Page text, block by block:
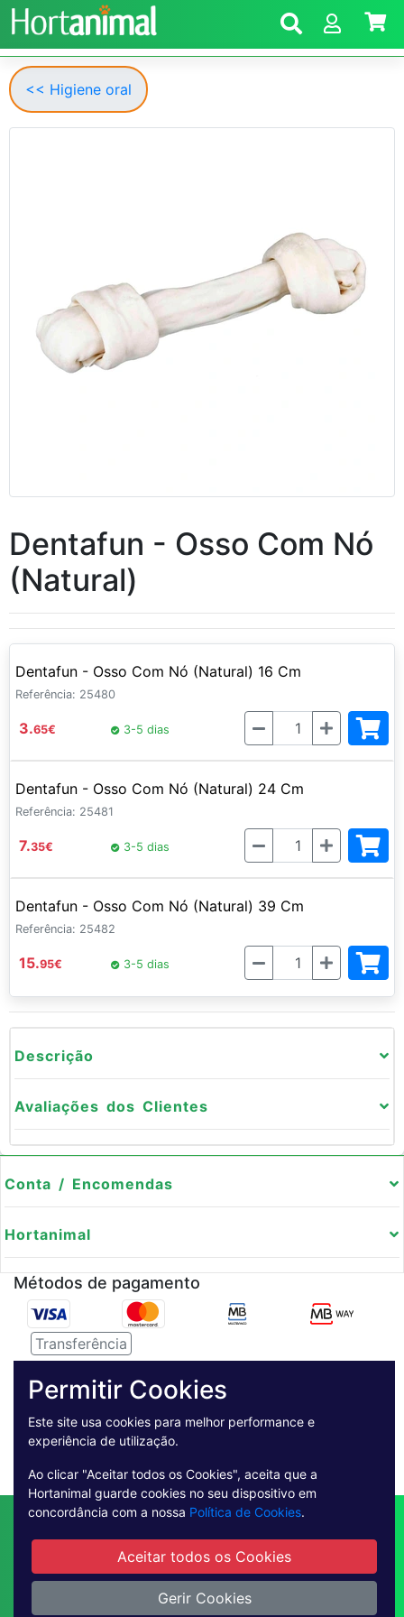
<< Higiene oral
Dentafun - Osso Com Nó
(Natural)
Dentafun - Osso Com Nó (Natural) 16 Cm
Referência: 25480
3.65€ 3-5 dias Quantidade
Dentafun - Osso Com Nó (Natural) 24 Cm
Referência: 25481
7.35€ 3-5 dias Quantidade
Dentafun - Osso Com Nó (Natural) 39 Cm
Referência: 25482
15.95€ 3-5 dias Quantidade
Descrição
Avaliações dos Clientes
Conta / Encomendas
Hortanimal
Métodos de pagamento
Transferência
Pagamento Seguro
Contactos Envio
Condições de Venda
Condições Gerais de Utilização
Livro de reclamações online
Permitir Cookies
Este site usa cookies para melhor performance e
experiência de utilização.
Ao clicar "Aceitar todos os Cookies", aceita que a
Hortanimal guarde cookies no seu dispositivo em
concordância com a nossa Política de Cookies.
Aceitar todos os Cookies
Gerir Cookies